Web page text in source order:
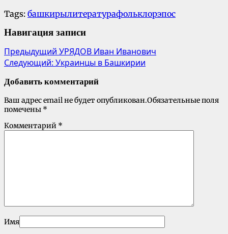
Tags: башкирылитературафольклорэпос
Навигация записи
Предыдущий УРЯДОВ Иван Иванович
Следующий: Украинцы в Башкирии
Добавить комментарий
Ваш адрес email не будет опубликован.Обязательные поля
помечены *
Комментарий *
Имя